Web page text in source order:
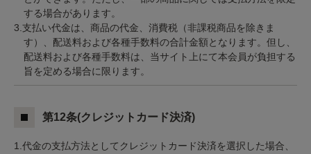
する場合があります。
3.支払い代金は、商品の代金、消費税（非課税商品を除きま
す）、配送料および各種手数料の合計金額となります。但し、
配送料および各種手数料は、当サイト上にて本会員が負担する
旨を定める場合に限ります。
第12条(クレジットカード決済)
1.代金の支払方法としてクレジットカード決済を選択した場合、